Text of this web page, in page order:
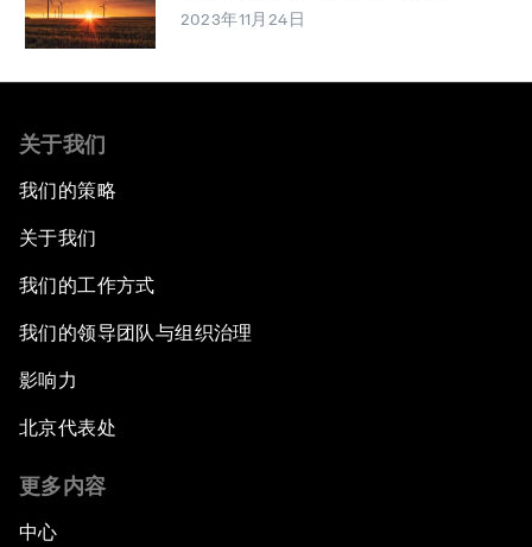
2023年11月24日
关于我们
我们的策略
关于我们
我们的工作方式
我们的领导团队与组织治理
影响力
北京代表处
更多内容
中心